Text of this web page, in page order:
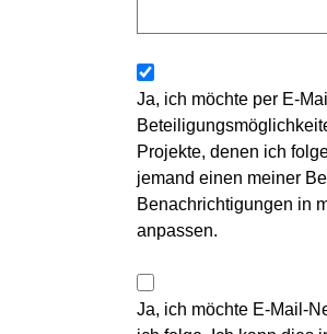
Ja, ich möchte per E-
Projekte, denen ich
jemand einen meiner
Benachrichtigungen in
anpassen.
Ja, ich möchte E-Mail-